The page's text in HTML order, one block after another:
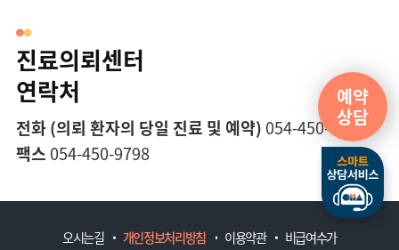
진료의뢰센터
연락처
전화 (의뢰 환자의 당일 진료 및 예약) 054-450-9797
팩스 054-450-9798
오시는길 개인정보처리방침 이용약관 비급여수가
예약
상담